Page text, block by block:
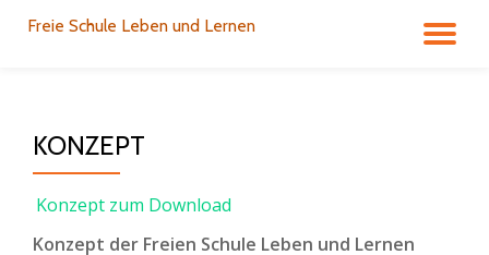
Freie Schule Leben und Lernen
KONZEPT
Konzept zum Download
Konzept der Freien Schule Leben und Lernen